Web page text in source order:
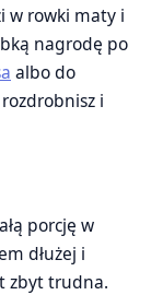
w rowki maty i
nagrodę po
albo do
i
porcję w
dłużej i
zbyt trudna.